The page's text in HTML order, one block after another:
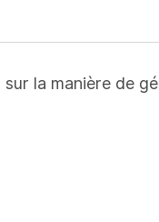
la manière de